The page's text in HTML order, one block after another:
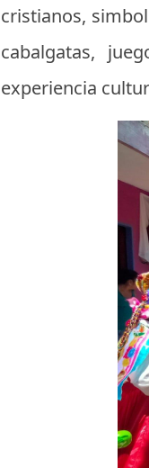
cristianos,
cabalgatas,
experiencia